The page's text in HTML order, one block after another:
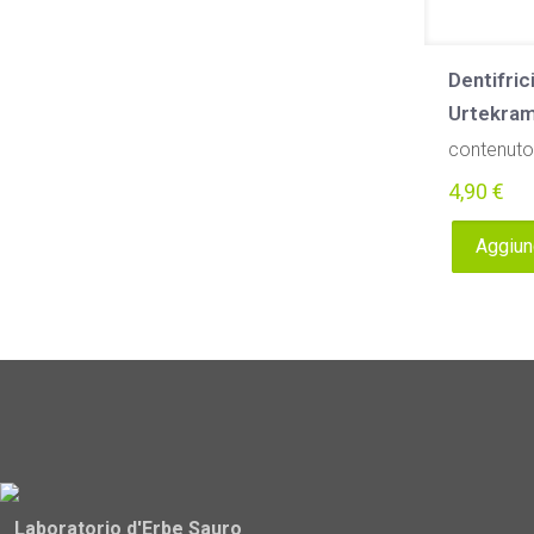
4,90 €
Laboratorio d'Erbe Sauro